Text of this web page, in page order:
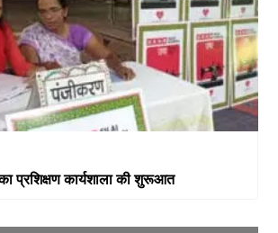
प्रशिक्षण कार्यशाला की शुरूआत